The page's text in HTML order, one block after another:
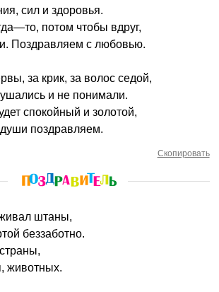
сил и здоровья.
потом чтобы вдруг,
Поздравляем с любовью.
за крик, за волос седой,
и не понимали.
спокойный и золотой,
души поздравляем.
Скопировать
штаны,
беззаботно.
животных.